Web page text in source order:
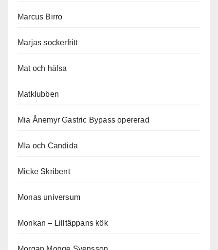
Marcus Birro
Marjas sockerfritt
Mat och hälsa
Matklubben
Mia Ånemyr Gastric Bypass opererad
MIa och Candida
Micke Skribent
Monas universum
Monkan – Lilltäppans kök